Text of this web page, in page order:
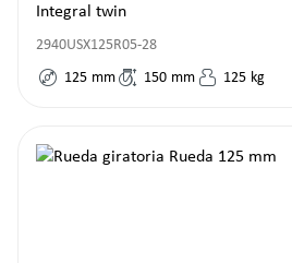
Integral twin
2940USX125R05-28
125 mm 150 mm 125 kg